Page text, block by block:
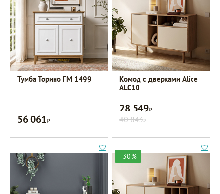
Тумба Торино ГМ 1499
56 061Р
Комод с дверками Alice
ALC10
28 549Р
40 843Р
-30%